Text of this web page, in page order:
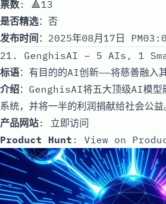
票数: 🔺13
是否精选：否
发布时间 ：2025年08月17日
21. GenghisAI – 5 AIs, 1
标语：有目的的AI创新——将慈善融入
介绍：GenghisAI将五大顶级AI模型
系统，并将一半的利润捐献给社会公益
产品网站: 立即访问
Product Hunt : View on